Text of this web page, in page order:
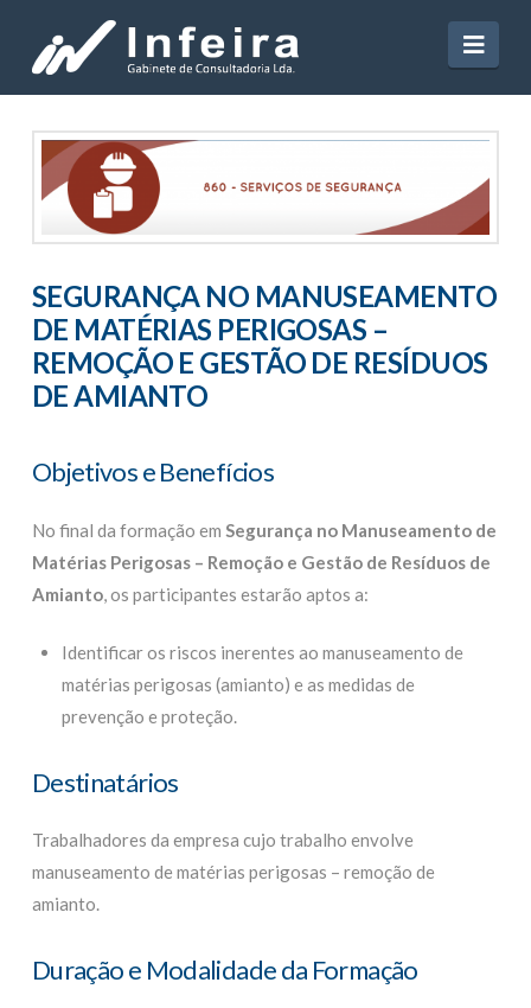
SEGURANÇA NO MANUSEAMENTO
DE MATÉRIAS PERIGOSAS –
REMOÇÃO E GESTÃO DE RESÍDUOS
DE AMIANTO
Objetivos e Benefícios
No final da formação em Segurança no Manuseamento de
Matérias Perigosas – Remoção e Gestão de Resíduos de
Amianto, os participantes estarão aptos a:
Identificar os riscos inerentes ao manuseamento de
matérias perigosas (amianto) e as medidas de
prevenção e proteção.
Destinatários
Trabalhadores da empresa cujo trabalho envolve
manuseamento de matérias perigosas – remoção de
amianto.
Duração e Modalidade da Formação